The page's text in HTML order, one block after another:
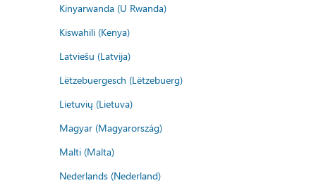
Kinyarwanda (U Rwanda)
Kiswahili (Kenya)
Latviešu (Latvija)
Lëtzebuergesch (Lëtzebuerg)
Lietuvių (Lietuva)
Magyar (Magyarország)
Malti (Malta)
Nederlands (Nederland)